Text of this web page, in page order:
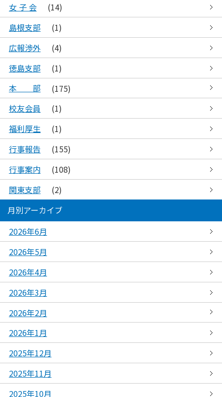
女 子 会
(14)
島根支部
(1)
広報渉外
(4)
徳島支部
(1)
本 部
(175)
校友会員
(1)
福利厚生
(1)
行事報告
(155)
行事案内
(108)
関東支部
(2)
月別アーカイブ
2026年6月
2026年5月
2026年4月
2026年3月
2026年2月
2026年1月
2025年12月
2025年11月
2025年10月